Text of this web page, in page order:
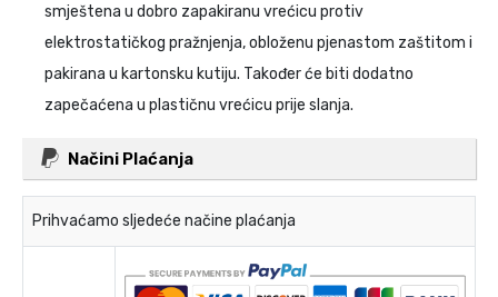
smještena u dobro zapakiranu vrećicu protiv
elektrostatičkog pražnjenja, obloženu pjenastom zaštitom i
pakirana u kartonsku kutiju. Također će biti dodatno
zapečaćena u plastičnu vrećicu prije slanja.
Načini Plaćanja
Prihvaćamo sljedeće načine plaćanja